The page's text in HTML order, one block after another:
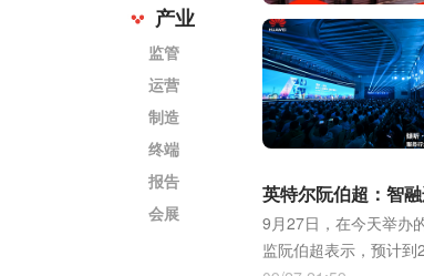
产业
监管
运营
制造
终端
报告
会展
英特尔阮伯超：智
9月27日，在今天举办
监阮伯超表示，预计到